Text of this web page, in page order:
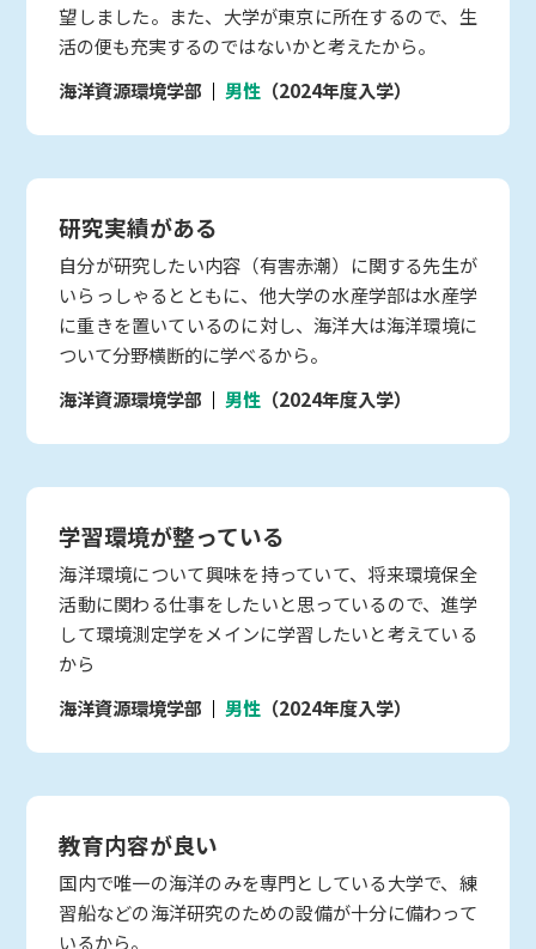
望しました。また、大学が東京に所在するので、生
活の便も充実するのではないかと考えたから。
海洋資源環境学部
男性 （2024年度入学）
研究実績がある
自分が研究したい内容（有害赤潮）に関する先生が
いらっしゃるとともに、他大学の水産学部は水産学
に重きを置いているのに対し、海洋大は海洋環境に
ついて分野横断的に学べるから。
海洋資源環境学部
男性 （2024年度入学）
学習環境が整っている
海洋環境について興味を持っていて、将来環境保全
活動に関わる仕事をしたいと思っているので、進学
して環境測定学をメインに学習したいと考えている
から
海洋資源環境学部
男性 （2024年度入学）
教育内容が良い
国内で唯一の海洋のみを専門としている大学で、練
習船などの海洋研究のための設備が十分に備わって
いるから。